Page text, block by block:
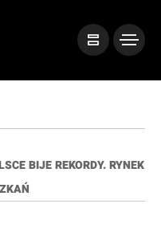
BIJE REKORDY. RYNEK